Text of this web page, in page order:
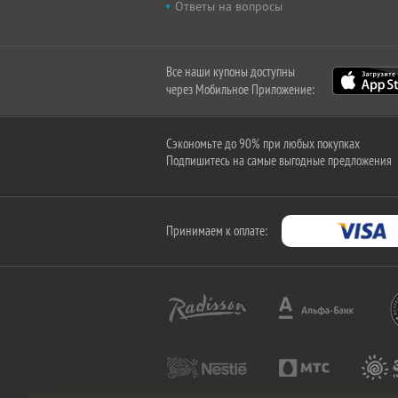
Ответы на вопросы
Все наши купоны доступны
через Мобильное Приложение:
Сэкономьте до 90% при любых покупках
Подпишитесь на самые выгодные предложения
Принимаем к оплате: